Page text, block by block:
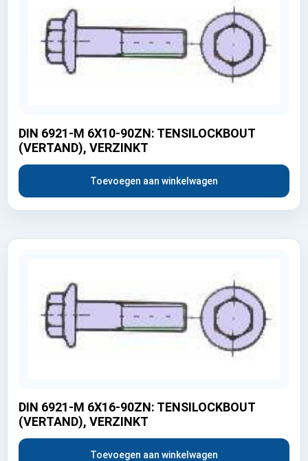
DIN 6921-M 6X10-90ZN: TENSILOCKBOUT
(VERTAND), VERZINKT
Toevoegen aan winkelwagen
DIN 6921-M 6X16-90ZN: TENSILOCKBOUT
(VERTAND), VERZINKT
Toevoegen aan winkelwagen